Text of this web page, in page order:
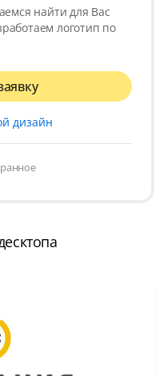
найти для Вас
логотип по
дизайн